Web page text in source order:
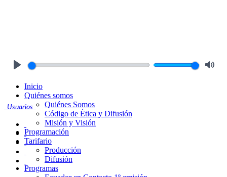
Usuarios
Inicio
Quiénes somos
Quiénes Somos
Código de Ética y Difusión
Misión y Visión
Programación
Tarifario
Producción
Difusión
Programas